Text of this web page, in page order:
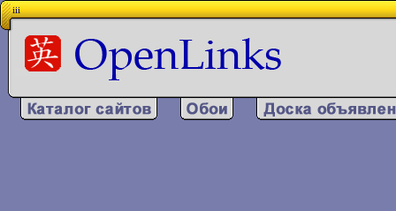
iii